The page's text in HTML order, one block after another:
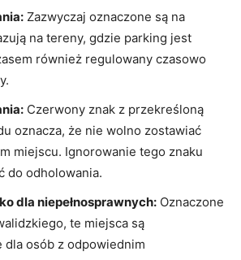
Zazwyczaj oznaczone są na
na tereny, gdzie parking jest
również regulowany czasowo
Czerwony znak z przekreśloną
oznacza, że nie wolno zostawiać
miejscu. Ignorowanie tego znaku
do odholowania.
dla niepełnosprawnych: Oznaczone
te miejsca są
dla osób z odpowiednim